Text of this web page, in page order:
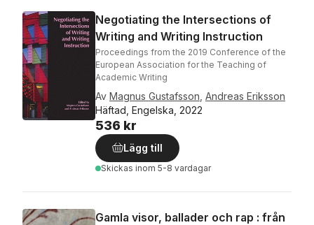
Negotiating the Intersections of
Writing and Writing Instruction
Proceedings from the 2019 Conference of the
European Association for the Teaching of
Academic Writing
Av Magnus Gustafsson Andreas Eriksson
Häftad, Engelska, 2022
536 kr
Lägg till
Skickas inom 5-8 vardagar
Gamla visor, ballader och rap : från